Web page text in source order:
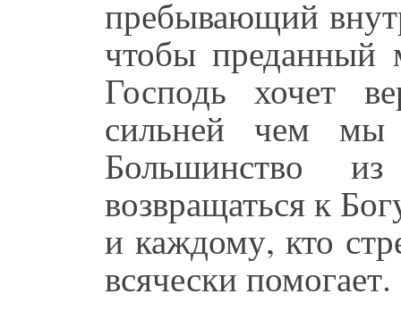
пребывающий
чтобы преданный
Господь хочет
сильней чем мы
Большинство
возвращаться к
и каждому, кто
всячески помогает.